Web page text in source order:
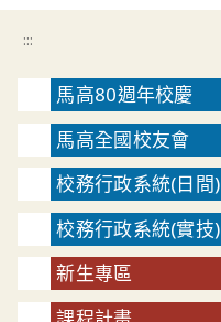
:::
馬高80週年校慶
馬高全國校友會
校務行政系統(日間)
校務行政系統(實技)
新生專區